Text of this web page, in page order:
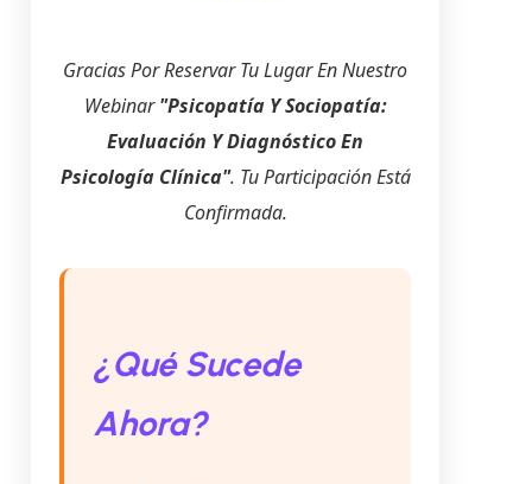
Gracias Por Reservar Tu Lugar En Nuestro
Webinar"Psicopatía Y Sociopatía:
Evaluación Y Diagnóstico En
Psicología Clínica". Tu Participación Está
Confirmada.
¿Qué Sucede
Ahora?